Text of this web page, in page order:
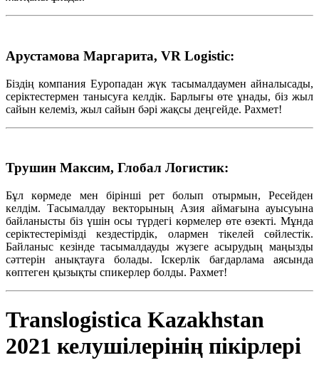
Арустамова Маргарита, VR Logistic:
Біздің компания Еуропадан жүк тасымалдаумен айналысады,
серіктестермен танысуға келдік. Барлығы өте ұнады, біз жыл
сайын келеміз, жыл сайын бәрі жақсы деңгейде. Рахмет!
Трушин Максим, Глобал Логистик:
Бұл көрмеде мен бірінші рет болып отырмын, Ресейден
келдім. Тасымалдау векторының Азия аймағына ауысуына
байланысты біз үшін осы түрдегі көрмелер өте өзекті. Мұнда
серіктестерімізді кездестірдік, олармен тікелей сөйлестік.
Байланыс кезінде тасымалдауды жүзеге асырудың маңызды
сәттерін анықтауға болады. Іскерлік бағдарлама аясында
көптеген қызықты спикерлер болды. Рахмет!
Translogistica Kazakhstan
2021 келушілерінің пікірлері